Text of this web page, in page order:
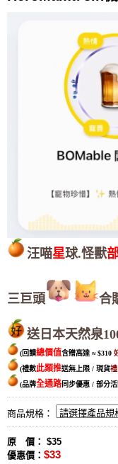
汪喵星球.怪獸
三巨頭 合
送日本天然泉
(回饋總價值含贈高達 ≈$310
(禮數此類推送無上限 / 現貨
(品牌全通路同步優惠 / 部分
商品規格：
原 價： $35
優惠價： $33